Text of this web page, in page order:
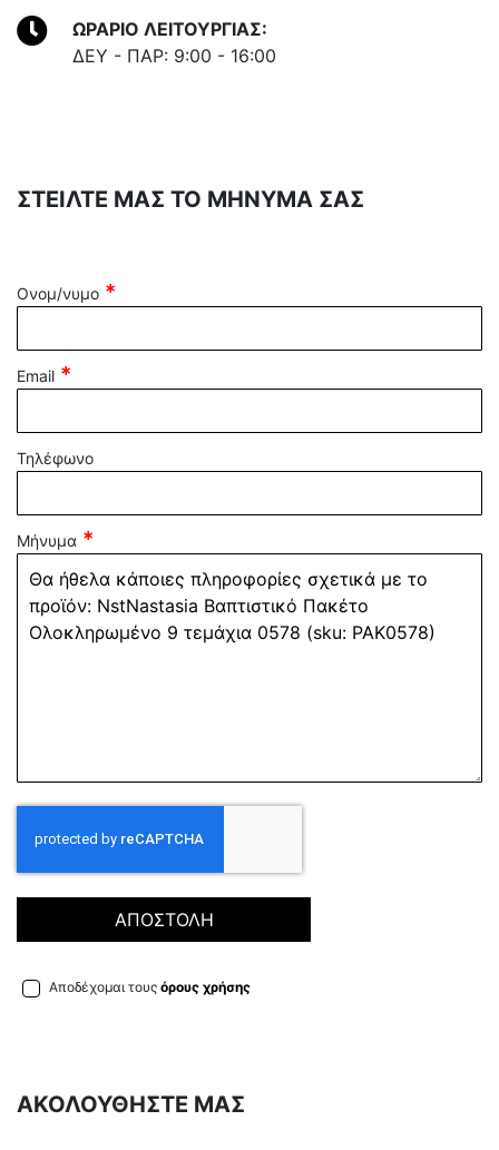
ΩΡΑΡΙΟ ΛΕΙΤΟΥΡΓΙΑΣ:
ΔΕΥ - ΠΑΡ: 9:00 - 16:00
ΣΤΕΙΛΤΕ ΜΑΣ ΤΟ ΜΗΝΥΜΑ ΣΑΣ
Ονομ/νυμο
Email
Τηλέφωνο
Μήνυμα
ΑΠΟΣΤΟΛΗ
Αποδέχομαι τους όρους χρήσης
ΑΚΟΛΟΥΘΗΣΤΕ ΜΑΣ